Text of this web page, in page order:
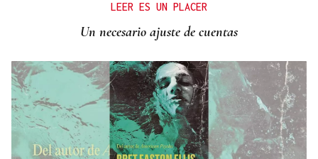
LEER ES UN PLACER
Un necesario ajuste de cuentas